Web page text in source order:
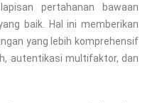
pertahanan bawaan
baik. Hal ini memberikan
yang lebih komprehensif
autentikasi multifaktor, dan